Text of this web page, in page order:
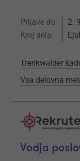
Prijave do 2.
Kraj dela
Trenkwalder
Vsa delovna
Vodja